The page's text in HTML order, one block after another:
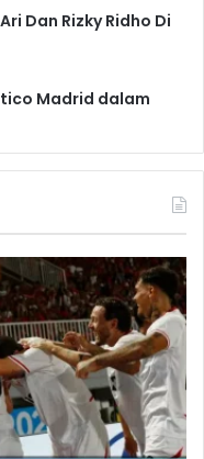
Dan Rizky Ridho Di
Madrid dalam